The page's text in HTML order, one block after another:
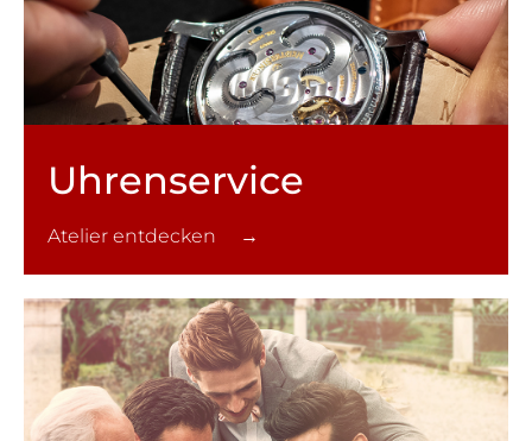
Uhren­service
Atelier entdecken →